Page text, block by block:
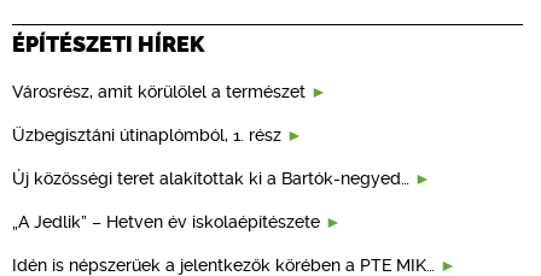
ÉPÍTÉSZETI HÍREK
Városrész, amit körülölel a természet
Üzbegisztáni útinaplómból, 1. rész
Új közösségi teret alakítottak ki a Bartók-negyed…
„A Jedlik” – Hetven év iskolaépítészete
Idén is népszerűek a jelentkezők körében a PTE MIK…